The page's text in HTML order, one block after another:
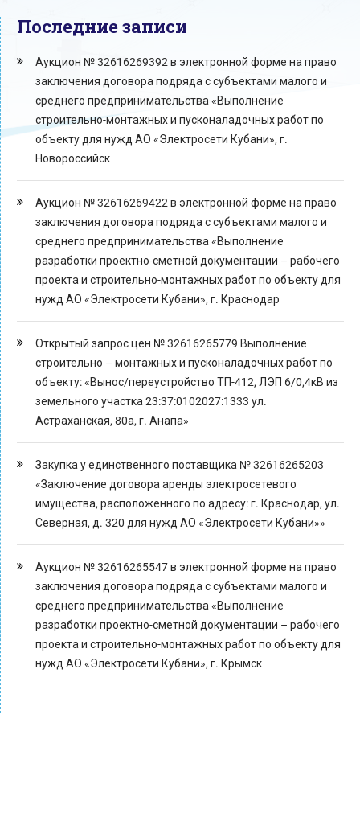
Последние записи
Аукцион № 32616269392 в электронной форме на право
заключения договора подряда с субъектами малого и
среднего предпринимательства «Выполнение
строительно-монтажных и пусконаладочных работ по
объекту для нужд АО «Электросети Кубани», г.
Новороссийск
Аукцион № 32616269422 в электронной форме на право
заключения договора подряда с субъектами малого и
среднего предпринимательства «Выполнение
разработки проектно-сметной документации – рабочего
проекта и строительно-монтажных работ по объекту для
нужд АО «Электросети Кубани», г. Краснодар
Открытый запрос цен № 32616265779 Выполнение
строительно – монтажных и пусконаладочных работ по
объекту: «Вынос/переустройство ТП-412, ЛЭП 6/0,4кВ из
земельного участка 23:37:0102027:1333 ул.
Астраханская, 80а, г. Анапа»
Закупка у единственного поставщика № 32616265203
«Заключение договора аренды электросетевого
имущества, расположенного по адресу: г. Краснодар, ул.
Северная, д. 320 для нужд АО «Электросети Кубани»»
Аукцион № 32616265547 в электронной форме на право
заключения договора подряда с субъектами малого и
среднего предпринимательства «Выполнение
разработки проектно-сметной документации – рабочего
проекта и строительно-монтажных работ по объекту для
нужд АО «Электросети Кубани», г. Крымск